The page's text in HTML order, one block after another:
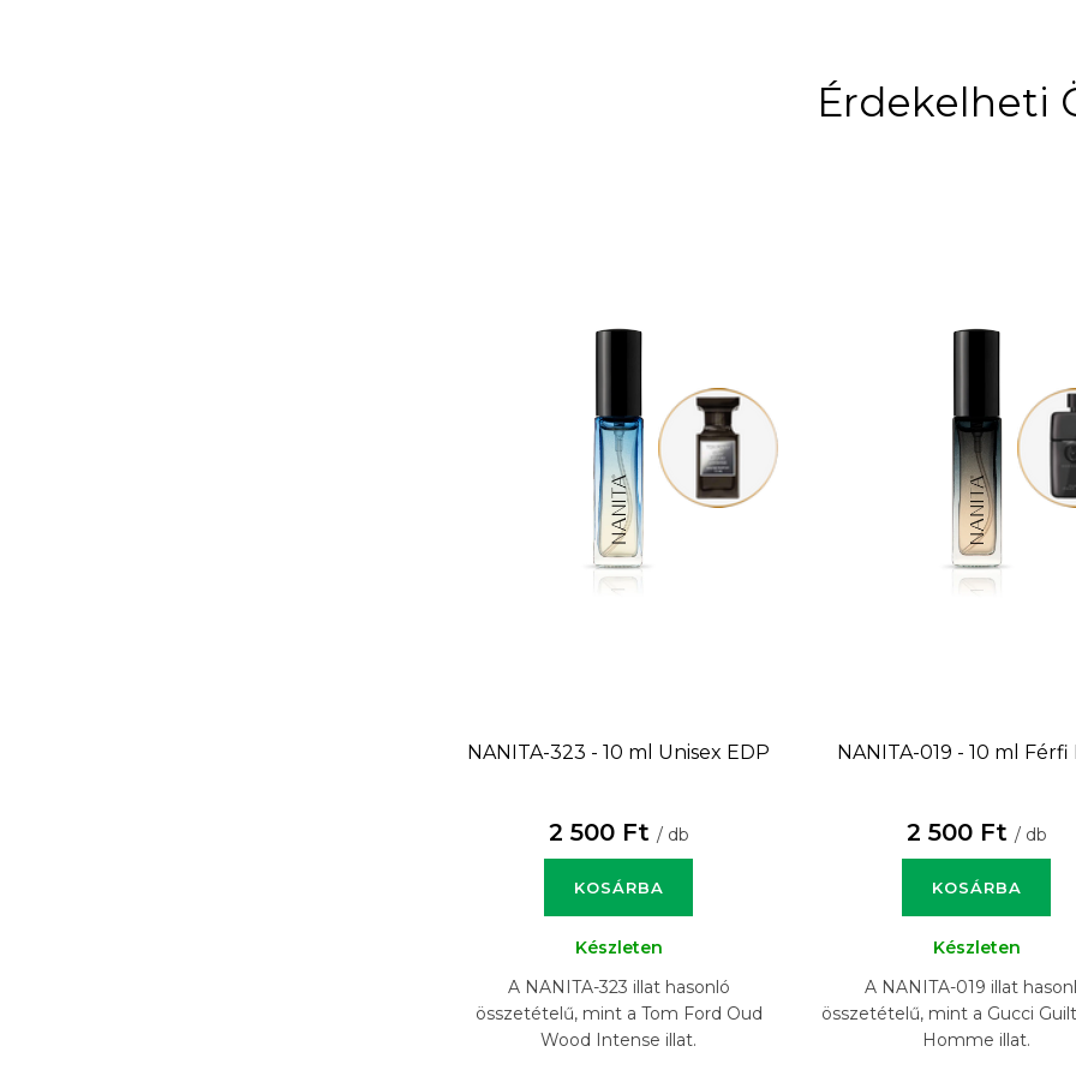
Érdekelheti
NANITA-323 - 10 ml Unisex EDP
2 500 Ft / db
KOSÁRBA
Készleten
A NANITA-323 illat hasonló
összetételű, mint a Tom Ford Oud
Wood Intense illat.
NANITA-019 - 10 ml Férfi
2 500 Ft / db
KOSÁRBA
Készleten
A NANITA-019 illat
összetételű, mint a Gucci
Homme illat.